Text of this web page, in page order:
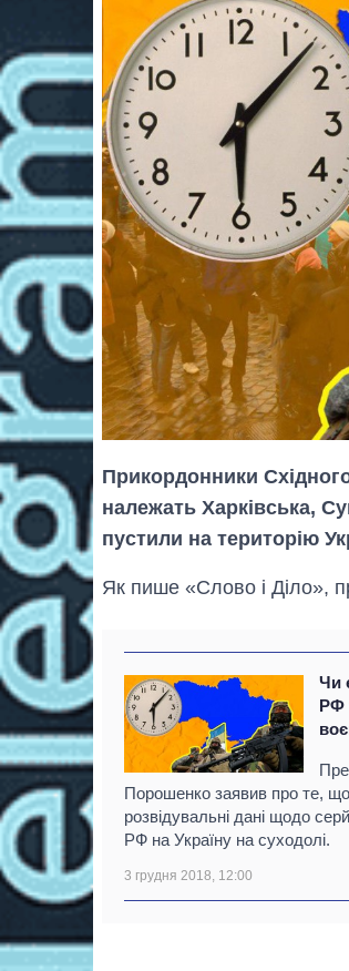
Прикордонники
належать Харківська,
пустили на територію
Як пише «Слово і Діло»,
Чи
РФ
Порошенко заявив про те,
розвідувальні дані щодо
РФ на Україну на суходолі.
3 грудня 2018, 12:00